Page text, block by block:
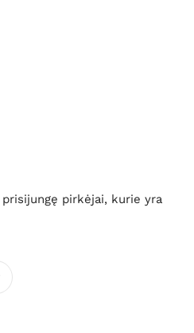
pirkėjai, kurie yra